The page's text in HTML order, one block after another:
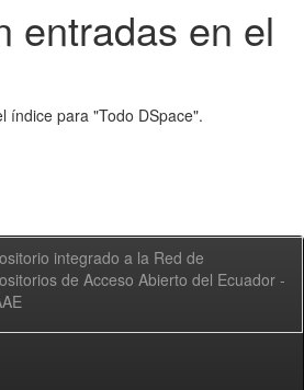
entradas en el
índice para "Todo DSpace".
integrado a la Red de
de Acceso Abierto del Ecuador -